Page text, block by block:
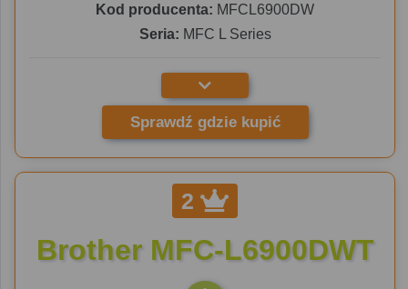
Kod producenta: MFCL6900DW
Seria: MFC L Series
Sprawdź gdzie kupić
2
Brother MFC-L6900DWT